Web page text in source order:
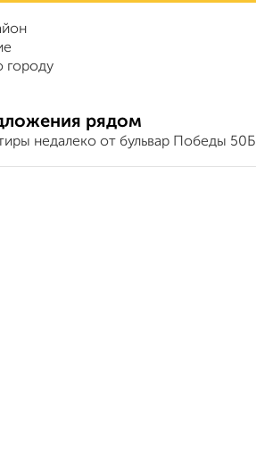
городу
рядом
недалеко от бульвар Победы 50Б